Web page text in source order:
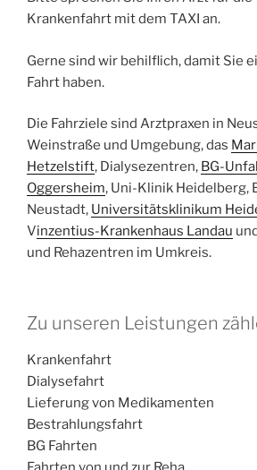
Krankenfahrt mit dem TAXI an.
Gerne sind wir behilflich, damit Sie
Fahrt haben.
Die Fahrziele sind Arztpraxen in
Weinstraße und Umgebung, das
Hetzelstift, Dialysezentren, BG-
Oggersheim, Uni-Klinik Heidelberg,
Neustadt, Universitätsklinikum
Vinzentius-Krankenhaus Landau
und Rehazentren im Umkreis.
Zu unseren Leistungen
Krankenfahrt
Dialysefahrt
Lieferung von Medikamenten
Bestrahlungsfahrt
BG Fahrten